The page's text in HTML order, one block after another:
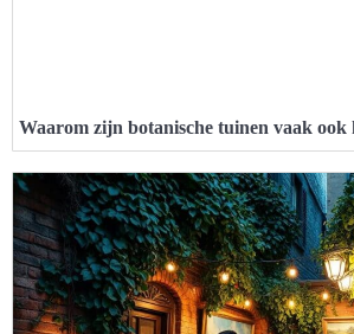
Waarom zijn botanische tuinen vaak ook